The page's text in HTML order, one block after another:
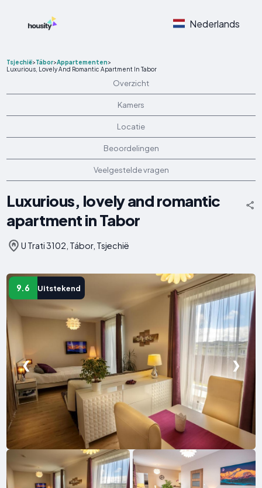
Nederlands
Tsjechië>Tábor>Appartementen>
Luxurious, Lovely And Romantic Apartment In Tabor
Overzicht
Kamers
Locatie
Beoordelingen
Veelgestelde vragen
Luxurious, lovely and romantic
apartment in Tabor
U Trati 3102, Tábor, Tsjechië
9.6 Uitstekend
❮ ❯